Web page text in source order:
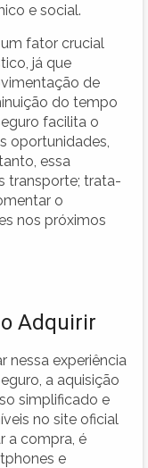
e social.
fator crucial
já que
de
do tempo
facilita o
oportunidades,
essa
transporte; trata-
o
nos próximos
Adquirir
nessa experiência
a aquisição
simplificado e
no site oficial
a compra, é
e